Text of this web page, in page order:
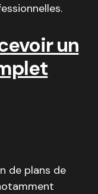
un
de plans de